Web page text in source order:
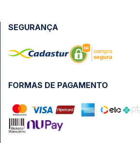
FORMAS DE PAGAMENTO
SEGURANÇA